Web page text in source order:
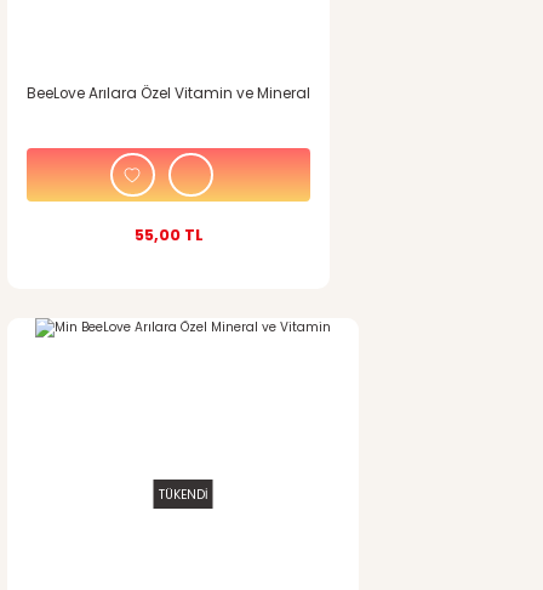
BeeLove Arılara Özel Vitamin ve Mineral
55,00 TL
TÜKENDİ